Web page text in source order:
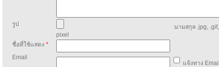
รูป
นามสกุล .jpg,
pixel
ชื่อที่ใช้แสดง *
Email
แจ้งทาง